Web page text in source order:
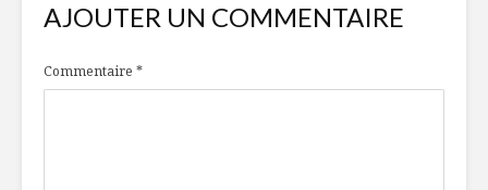
AJOUTER UN COMMENTAIRE
Commentaire *